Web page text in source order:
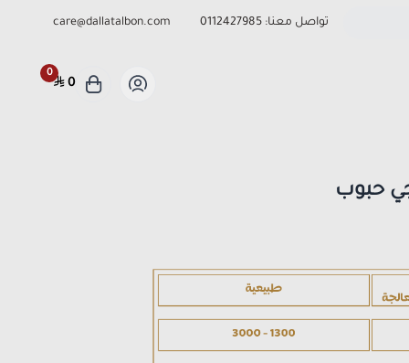
تواصل معنا: 0112427985
care@dallatalbon.com
0
0
حبوب